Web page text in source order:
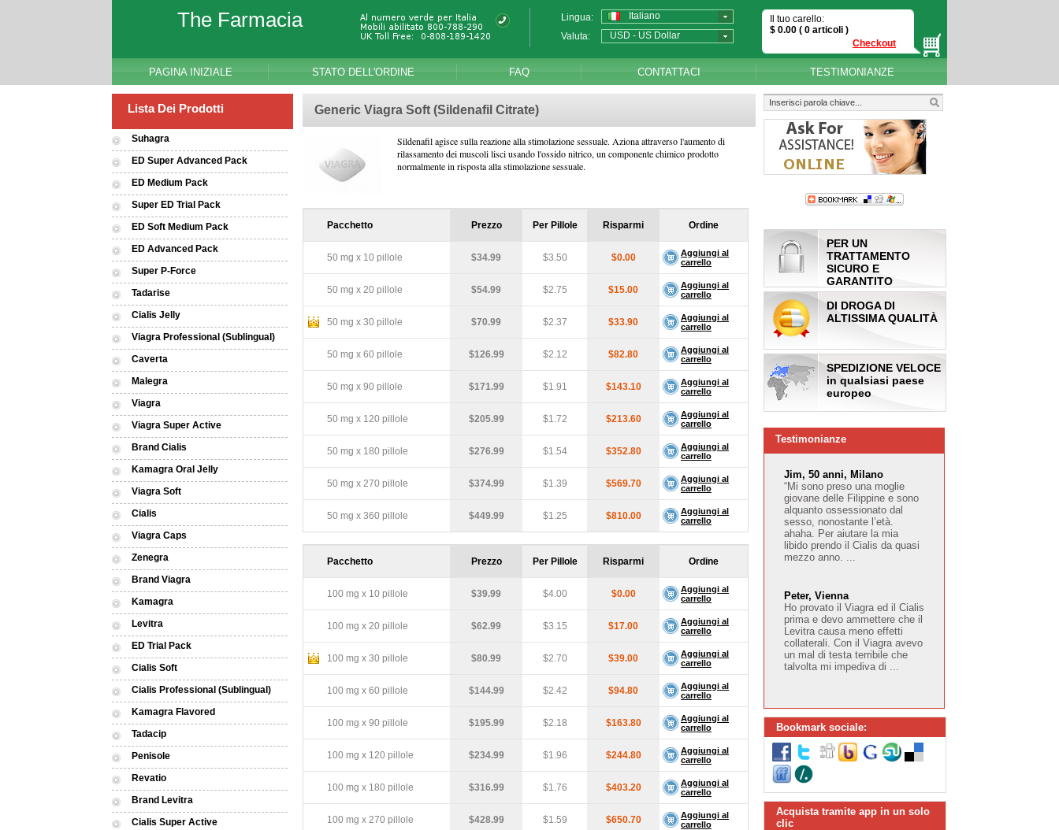
The Farmacia
Lingua:
Valuta:
Italiano
USD - US Dollar
Il tuo carello:
$ 0.00 ( 0 articoli )
Checkout
PAGINA INIZIALE STATO DELL'ORDINE FAQ CONTATTACI TESTIMONIANZE
Lista Dei Prodotti
Suhagra
ED Super Advanced Pack
ED Medium Pack
Super ED Trial Pack
ED Soft Medium Pack
ED Advanced Pack
Super P-Force
Tadarise
Cialis Jelly
Viagra Professional (Sublingual)
Caverta
Malegra
Viagra
Viagra Super Active
Brand Cialis
Kamagra Oral Jelly
Viagra Soft
Cialis
Viagra Caps
Zenegra
Brand Viagra
Kamagra
Levitra
ED Trial Pack
Cialis Soft
Cialis Professional (Sublingual)
Kamagra Flavored
Tadacip
Penisole
Revatio
Brand Levitra
Cialis Super Active
Generic Viagra Soft (Sildenafil Citrate)
Sildenafil agisce sulla reazione alla stimolazione sessuale. Aziona attraverso l'aumento di
rilassamento dei muscoli lisci usando l'ossido nitrico, un componente chimico prodotto
normalmente in risposta alla stimolazione sessuale.
Pacchetto Prezzo Per Pillole Risparmi Ordine
50 mg x 10 pillole $34.99 $3.50 $0.00
Aggiungi al
carrello
50 mg x 20 pillole $54.99 $2.75 $15.00
Aggiungi al
carrello
50 mg x 30 pillole $70.99 $2.37 $33.90
Aggiungi al
carrello
50 mg x 60 pillole $126.99 $2.12 $82.80
Aggiungi al
carrello
50 mg x 90 pillole $171.99 $1.91 $143.10
Aggiungi al
carrello
50 mg x 120 pillole $205.99 $1.72 $213.60
Aggiungi al
carrello
50 mg x 180 pillole $276.99 $1.54 $352.80
Aggiungi al
carrello
50 mg x 270 pillole $374.99 $1.39 $569.70
Aggiungi al
carrello
50 mg x 360 pillole $449.99 $1.25 $810.00
Aggiungi al
carrello
Pacchetto Prezzo Per Pillole Risparmi Ordine
100 mg x 10 pillole $39.99 $4.00 $0.00
Aggiungi al
carrello
100 mg x 20 pillole $62.99 $3.15 $17.00
Aggiungi al
carrello
100 mg x 30 pillole $80.99 $2.70 $39.00
Aggiungi al
carrello
100 mg x 60 pillole $144.99 $2.42 $94.80
Aggiungi al
carrello
100 mg x 90 pillole $195.99 $2.18 $163.80
Aggiungi al
carrello
100 mg x 120 pillole $234.99 $1.96 $244.80
Aggiungi al
carrello
100 mg x 180 pillole $316.99 $1.76 $403.20
Aggiungi al
carrello
100 mg x 270 pillole $428.99 $1.59 $650.70
Aggiungi al
carrello
PER UN
TRATTAMENTO
SICURO E
GARANTITO
DI DROGA DI
ALTISSIMA QUALITÀ
SPEDIZIONE VELOCE
in qualsiasi paese
europeo
Testimonianze
Jim, 50 anni, Milano
“Mi sono preso una moglie
giovane delle Filippine e sono
alquanto ossessionato dal
sesso, nonostante l’età.
ahaha. Per aiutare la mia
libido prendo il Cialis da quasi
mezzo anno. ...
Peter, Vienna
Ho provato il Viagra ed il Cialis
prima e devo ammettere che il
Levitra causa meno effetti
collaterali. Con il Viagra avevo
un mal di testa terribile che
talvolta mi impediva di ...
Bookmark sociale:
Acquista tramite app in un solo
clic